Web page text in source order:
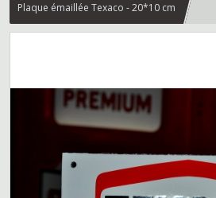
Plaque émaillée Texaco - 20*10 cm